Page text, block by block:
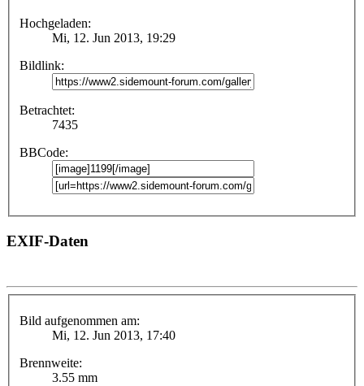
Hochgeladen:
Mi, 12. Jun 2013, 19:29
Bildlink:
Betrachtet:
7435
BBCode:
EXIF-Daten
Bild aufgenommen am:
Mi, 12. Jun 2013, 17:40
Brennweite:
3.55 mm